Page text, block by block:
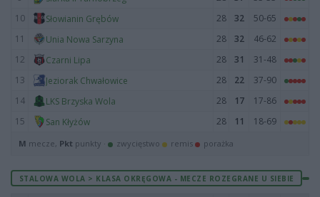
10
Słowianin Grębów 28 32
50-65
11
Unia Nowa Sarzyna 28 32
46-62
12
Czarni Lipa 28 31
31-48
13
Jeziorak Chwałowice 28 22
37-90
14
LKS Brzyska Wola 28 17
17-86
15
San Kłyżów 28 11 18-69
M mecze, Pkt punkty · zwycięstwo remis porażka
STALOWA WOLA > KLASA OKRĘGOWA - MECZE ROZEGRANE U SIEBIE